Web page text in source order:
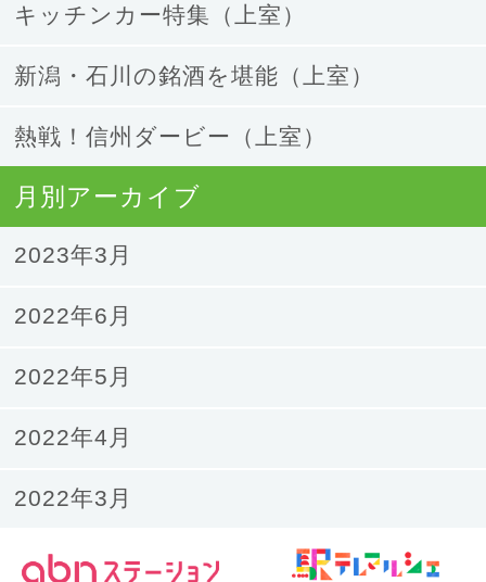
キッチンカー特集（上室）
新潟・石川の銘酒を堪能（上室）
熱戦！信州ダービー（上室）
月別アーカイブ
2023年3月
2022年6月
2022年5月
2022年4月
2022年3月